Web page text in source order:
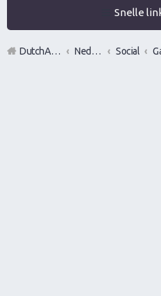
Snelle
DutchAttraction.nl Nederlands grootste Dutch Attraction, Lifestyle, Vrouwen versieren en Pick-Up (PUA) Forum Social